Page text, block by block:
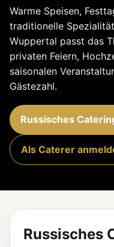
Warme Speisen,
traditionelle
Wuppertal passt das
privaten Feiern,
saisonalen
Gästezahl.
Russisches
Als Caterer
Russisches